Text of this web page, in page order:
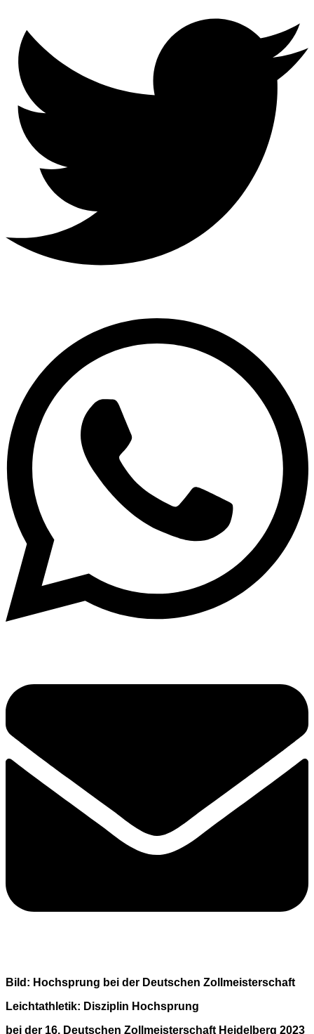
Bild: Hochsprung bei der Deutschen Zollmeisterschaft
Leichtathletik: Disziplin Hochsprung
bei der 16. Deutschen Zollmeisterschaft Heidelberg 2023